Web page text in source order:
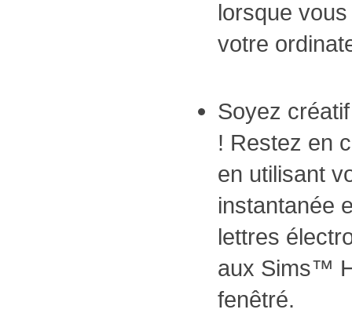
lorsque
votre
Soyez
! Restez en
en utilisant
instantanée
lettres
aux Sims™
fenêtré.